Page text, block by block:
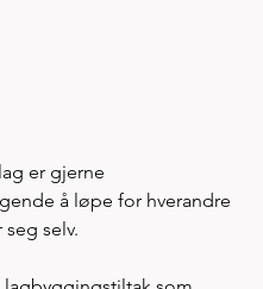
er gjerne
å løpe for hverandre
selv.